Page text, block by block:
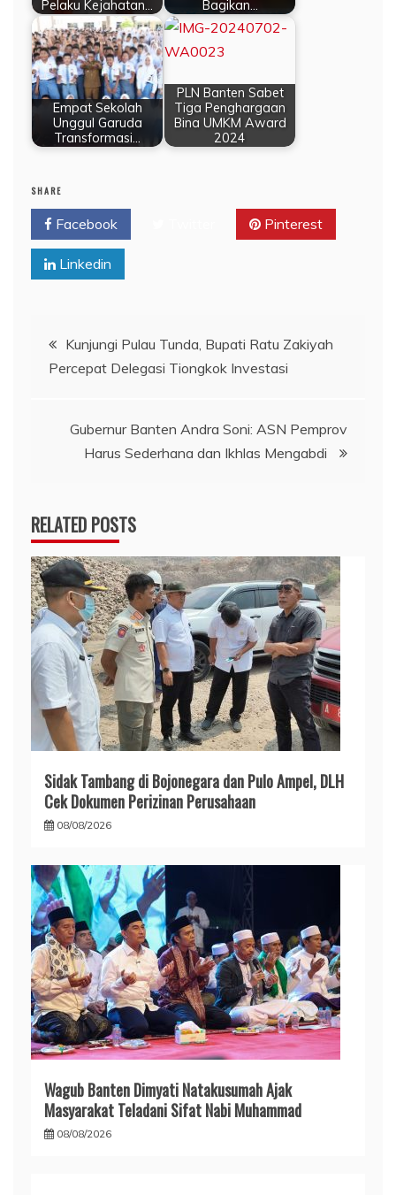
Pelaku Kejahatan…
Bagikan…
Empat Sekolah
Unggul Garuda
Transformasi…
PLN Banten Sabet
Tiga Penghargaan
Bina UMKM Award
2024
SHARE
Facebook Pinterest
Linkedin
Navigasi
pos
Kunjungi Pulau Tunda, Bupati Ratu Zakiyah
Percepat Delegasi Tiongkok Investasi
Gubernur Banten Andra Soni: ASN Pemprov
Harus Sederhana dan Ikhlas Mengabdi
RELATED POSTS
Sidak Tambang di Bojonegara dan Pulo Ampel, DLH
Cek Dokumen Perizinan Perusahaan
08/08/2026
Wagub Banten Dimyati Natakusumah Ajak
Masyarakat Teladani Sifat Nabi Muhammad
08/08/2026